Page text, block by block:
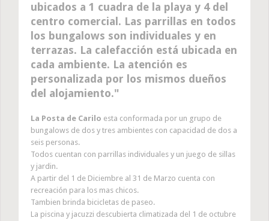
ubicados a 1 cuadra de la playa y 4 del
centro comercial. Las parrillas en todos
los bungalows son individuales y en
terrazas. La calefacción está ubicada en
cada ambiente. La atención es
personalizada por los mismos dueños
del alojamiento.
La Posta de Carilo esta conformada por un grupo de
bungalows de dos y tres ambientes con capacidad de dos a
seis personas.
Todos cuentan con parrillas individuales y un juego de sillas
y jardin.
A partir del 1 de Diciembre al 31 de Marzo cuenta con
recreación para los mas chicos.
Tambien brinda bicicletas de paseo.
La piscina y jacuzzi descubierta climatizada del 1 de octubre